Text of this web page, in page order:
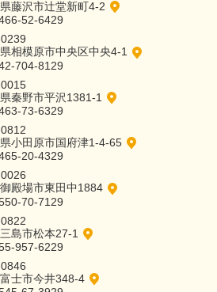
藤沢市辻堂新町4-2
52-6429
相模原市中央区中央4-1
704-8129
秦野市平沢1381-1
73-6329
小田原市国府津1-4-65
20-4329
殿場市東田中1884
70-7129
島市松本27-1
957-6229
士市今井348-4